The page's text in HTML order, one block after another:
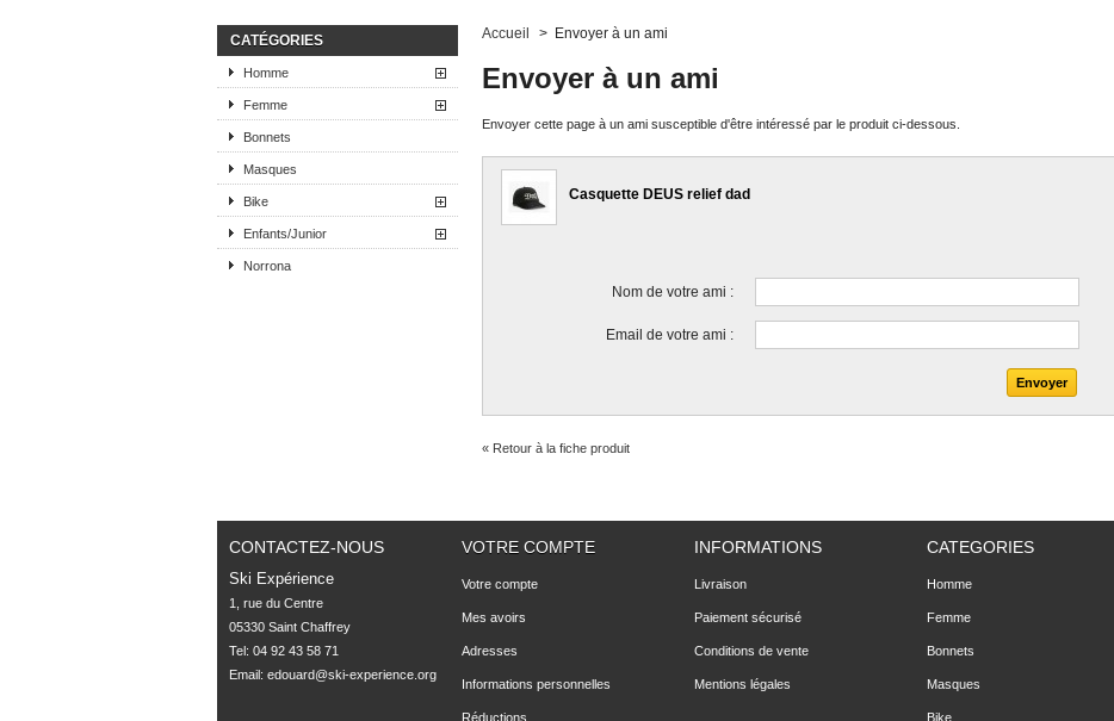
CATÉGORIES
Homme
Femme
Bonnets
Masques
Bike
Enfants/Junior
Norrona
Accueil > Envoyer à un ami
Envoyer à un ami
Envoyer cette page à un ami susceptible d'être intéressé par le produit ci-dessous.
Casquette DEUS relief dad
Nom de votre ami :
Email de votre ami :
« Retour à la fiche produit
CONTACTEZ-NOUS
Ski Expérience
1, rue du Centre
05330 Saint Chaffrey
Tel: 04 92 43 58 71
Email: edouard@ski-experience.org
VOTRE COMPTE
Votre compte
Mes avoirs
Adresses
Informations personnelles
Réductions
INFORMATIONS
Livraison
Paiement sécurisé
Conditions de vente
Mentions légales
CATEGORIES
Homme
Femme
Bonnets
Masques
Bike